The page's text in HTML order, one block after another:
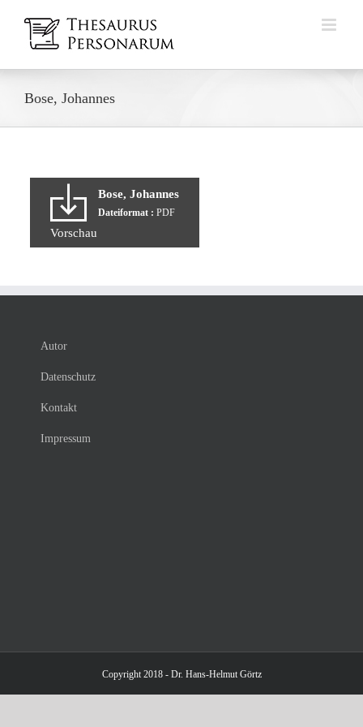
Inhalt
springen
Bose, Johannes
Bose, Johannes
Dateiformat : PDF
Vorschau
Autor
Datenschutz
Kontakt
Impressum
Copyright 2018 - Dr. Hans-Helmut Görtz